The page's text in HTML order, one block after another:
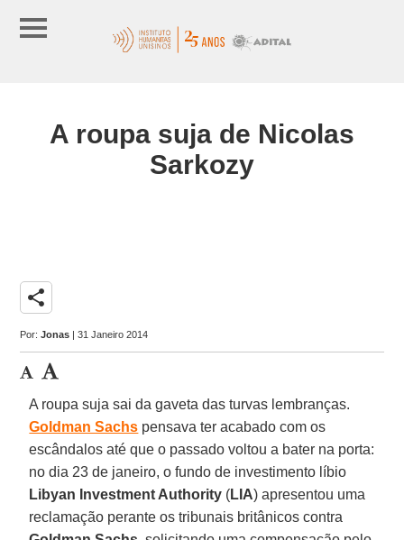
A roupa suja de Nicolas
Sarkozy
share
Por:Jonas | 31 Janeiro 2014
A roupa suja sai da gaveta das turvas lembranças.
Goldman Sachs pensava ter acabado com os
escândalos até que o passado voltou a bater na porta:
no dia 23 de janeiro, o fundo de investimento líbio
Libyan Investment Authority (LIA) apresentou uma
reclamação perante os tribunais britânicos contra